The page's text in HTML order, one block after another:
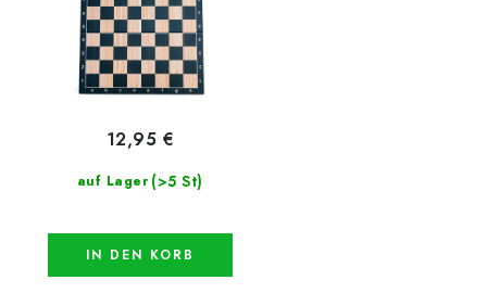
auf Lager (>5 St)
12,95 €
IN DEN KORB